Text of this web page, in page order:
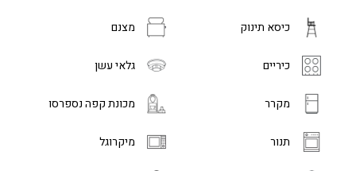
כיסא תינוק מצנם
כיריים גלאי עשן
מקרר מכונת קפה נספרסו
תנור מיקרוגל